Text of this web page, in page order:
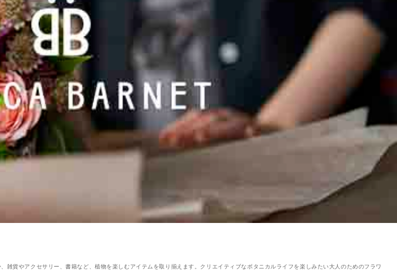
貨やアクセサリー、書籍など、植物を楽しむアイテムを取り揃えます。クリエイティブなボタニカルライフを楽しみたい大人のためのフラワ